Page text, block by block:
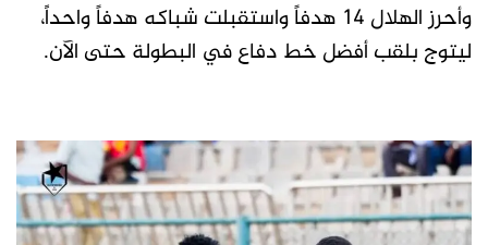
وأحرز الهلال 14 هدفاً واستقبلت شباكه هدفاً واحداً،
ليتوج بلقب أفضل خط دفاع في البطولة حتى الآن.